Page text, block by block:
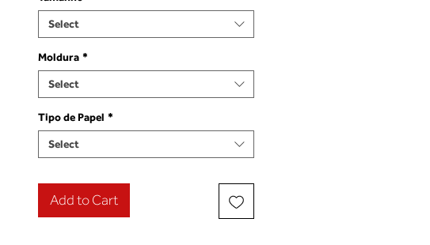
Select
Moldura *
Select
Tipo de Papel *
Select
Add to Cart